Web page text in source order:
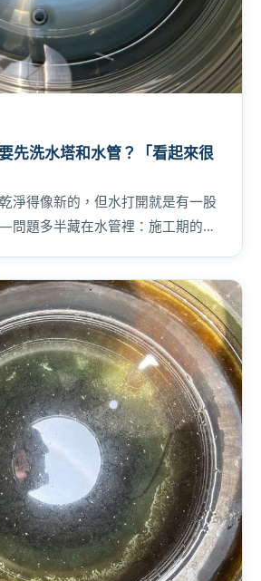
先洗水塔和水管？「看起來很
淨得像新的，但水打開就是有一股
題多半藏在水管裡：施工期的防